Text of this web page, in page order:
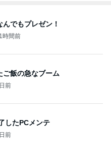
でもプレゼン！
時間前
ご飯の急なブーム
前
したPCメンテ
前